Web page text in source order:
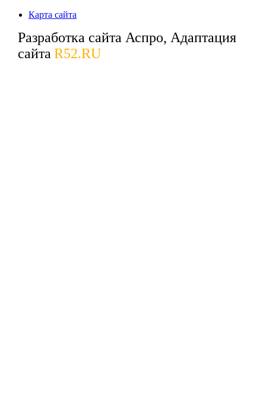
Карта сайта
Разработка сайта Аспро, Адаптация
сайта R52.RU